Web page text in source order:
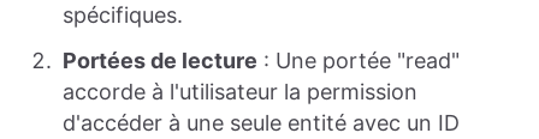
spécifiques.
Portées de lecture : Une portée "read"
accorde à l'utilisateur la permission
d'accéder à une seule entité avec un ID